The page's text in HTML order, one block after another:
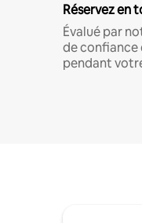
Réservez en
Évalué par
de confiance
pendant